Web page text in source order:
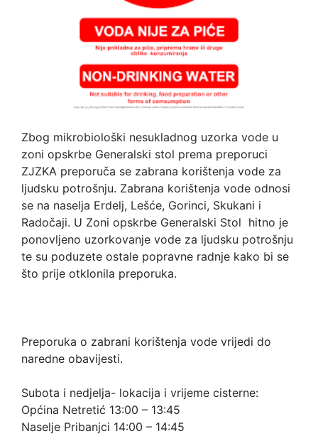
Zbog mikrobiološki nesukladnog uzorka vode u
zoni opskrbe Generalski stol prema preporuci
ZJZKA preporuča se zabrana korištenja vode za
ljudsku potrošnju. Zabrana korištenja vode odnosi
se na naselja Erdelj, Lešće, Gorinci, Skukani i
Radočaji. U Zoni opskrbe Generalski Stol hitno je
ponovljeno uzorkovanje vode za ljudsku potrošnju
te su poduzete ostale popravne radnje kako bi se
što prije otklonila preporuka.
Preporuka o zabrani korištenja vode vrijedi do
naredne obavijesti.
Subota i nedjelja- lokacija i vrijeme cisterne:
Općina Netretić 13:00 – 13:45
Naselje Pribanjci 14:00 – 14:45